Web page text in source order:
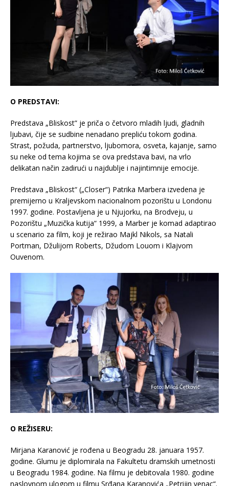
O PREDSTAVI:
Predstava „Bliskost” je priča o četvoro mladih ljudi, gladnih
ljubavi, čije se sudbine nenadano prepliću tokom godina.
Strast, požuda, partnerstvo, ljubomora, osveta, kajanje, samo
su neke od tema kojima se ova predstava bavi, na vrlo
delikatan način zadirući u najdublje i najintimnije emocije.
Predstava „Bliskost“ („Closer“) Patrika Marbera izvedena je
premijerno u Kraljevskom nacionalnom pozorištu u Londonu
1997. godine. Postavljena je u Njujorku, na Brodveju, u
Pozorištu „Muzička kutija“ 1999, a Marber je komad adaptirao
u scenario za film, koji je režirao Majkl Nikols, sa Natali
Portman, Džulijom Roberts, Džudom Louom i Klajvom
Ouvenom.
O REŽISERU:
Mirjana Karanović je rođena u Beogradu 28. januara 1957.
godine. Glumu je diplomirala na Fakultetu dramskih umetnosti
u Beogradu 1984. godine. Na filmu je debitovala 1980. godine
naslovnom ulogom u filmu Srđana Karanovića „Petrijin venac“.